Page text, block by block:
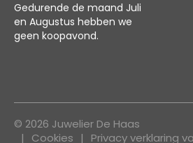
Gedurende de maand Juli
en Augustus hebben we
geen koopavond.
© 2026 Juwelier De Haas
Cookies
Privacy verklaring